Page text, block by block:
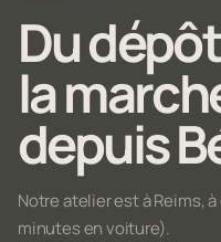
Du
la
depuis
Notre atelier est à Reims,
minutes en voiture).